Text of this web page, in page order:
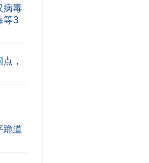
病毒
等3
，
跪道